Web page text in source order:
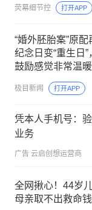
荧幕细节控 打开APP
“婚外胚胎案”原
纪念日变“重生日
鼓励感觉非常温暖
极目新闻 打开APP
凭本人手机号：
业务
广告 云启创想运营商
全网揪心！44岁
母亲取不出救命钱